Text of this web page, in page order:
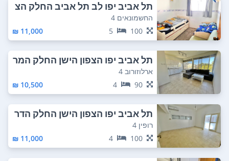
תל אביב יפו לב תל אביב החלק הצ
פוני
החשמונאים 4
100
5
11,000 ₪
תל אביב יפו הצפון הישן החלק המר
כזי
ארלוזורוב 4
90
4
10,500 ₪
תל אביב יפו הצפון הישן החלק הדר
ום מערבי
רופין 4
100
4
11,000 ₪